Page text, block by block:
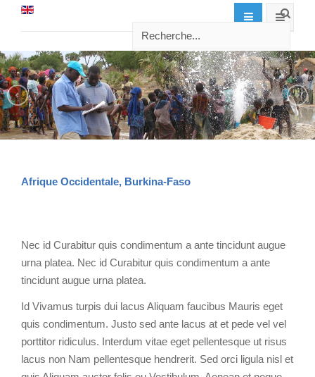
Afrique Occidentale, Burkina-Faso
Nec id Curabitur quis condimentum a ante tincidunt augue
urna platea. Nec id Curabitur quis condimentum a ante
tincidunt augue urna platea.
Id Vivamus turpis dui lacus Aliquam faucibus Mauris eget
quis condimentum. Justo sed ante lacus at et pede vel vel
porttitor ridiculus. Interdum vitae eget pellentesque ut risus
lacus non Nam pellentesque hendrerit. Sed orci ligula nisl et